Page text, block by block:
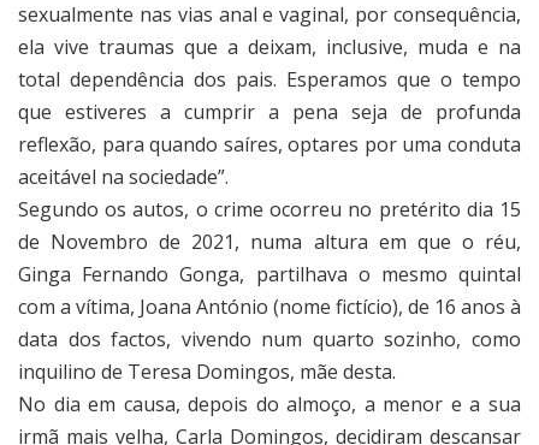
sexualmente nas vias anal e vaginal, por consequência,
ela vive traumas que a deixam, inclusive, muda e na
total dependência dos pais. Esperamos que o tempo
que estiveres a cumprir a pena seja de profunda
reflexão, para quando saíres, optares por uma conduta
aceitável na sociedade”.
Segundo os autos, o crime ocorreu no pretérito dia 15
de Novembro de 2021, numa altura em que o réu,
Ginga Fernando Gonga, partilhava o mesmo quintal
com a vítima, Joana António (nome fictício), de 16 anos à
data dos factos, vivendo num quarto sozinho, como
inquilino de Teresa Domingos, mãe desta.
No dia em causa, depois do almoço, a menor e a sua
irmã mais velha, Carla Domingos, decidiram descansar